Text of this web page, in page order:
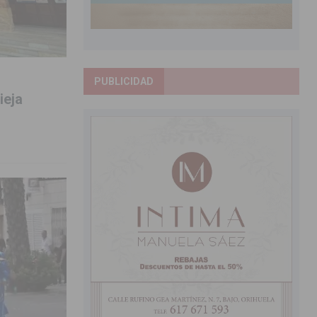
PUBLICIDAD